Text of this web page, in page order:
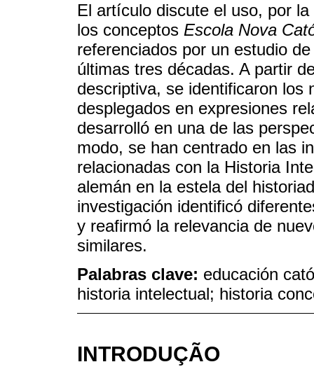
El artículo discute el uso, por
los conceptos Escola Nova
referenciados por un estudio
últimas tres décadas. A partir
descriptiva, se identificaron los
desplegados en expresiones
desarrolló en una de las
modo, se han centrado en las
relacionadas con la Historia
alemán en la estela del
investigación identificó
y reafirmó la relevancia de
similares.
Palabras clave: educación
historia intelectual; historia
INTRODUÇÃO